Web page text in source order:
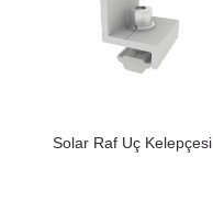
Solar Raf Uç Kelepçesi